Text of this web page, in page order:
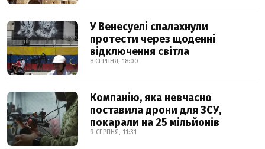
У Венесуелі спалахнули
протести через щоденні
відключення світла
8 СЕРПНЯ, 18:00
Компанію, яка невчасно
поставила дрони для ЗСУ,
покарали на 25 мільйонів
9 СЕРПНЯ, 11:31